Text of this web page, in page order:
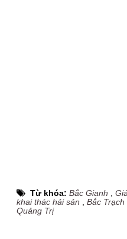
Từ khóa:Bắc Gianh ,
khai thác hải sản ,Bắc Trạch
Quảng Trị